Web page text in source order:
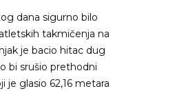
dana sigurno bilo
takmičenja na
je bacio hitac dug
bi srušio prethodni
je glasio 62,16 metara